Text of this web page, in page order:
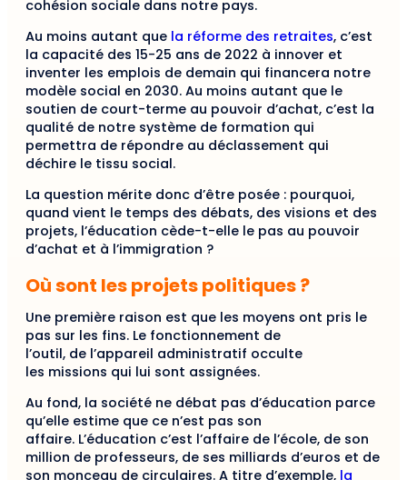
cohésion sociale dans notre pays.
Au moins autant que la réforme des retraites, c’est
la capacité des 15-25 ans de 2022 à innover et
inventer les emplois de demain qui financera notre
modèle social en 2030. Au moins autant que le
soutien de court-terme au pouvoir d’achat, c’est la
qualité de notre système de formation qui
permettra de répondre au déclassement qui
déchire le tissu social.
La question mérite donc d’être posée : pourquoi,
quand vient le temps des débats, des visions et des
projets, l’éducation cède-t-elle le pas au pouvoir
d’achat et à l’immigration ?
Où sont les projets politiques ?
Une première raison est que les moyens ont pris le
pas sur les fins. Le fonctionnement de
l’outil, de l’appareil administratif occulte
les missions qui lui sont assignées.
Au fond, la société ne débat pas d’éducation parce
qu’elle estime que ce n’est pas son
affaire. L’éducation c’est l’affaire de l’école, de son
million de professeurs, de ses milliards d’euros et de
son monceau de circulaires. A titre d’exemple, la